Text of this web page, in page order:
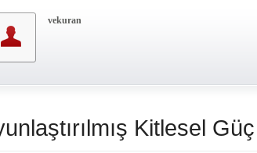
vekuran
Kitlesel Güç